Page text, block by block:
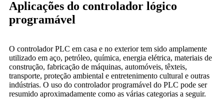
Aplicações do controlador lógico
programável
O controlador PLC em casa e no exterior tem sido amplamente
utilizado em aço, petróleo, química, energia elétrica, materiais de
construção, fabricação de máquinas, automóveis, têxteis,
transporte, proteção ambiental e entretenimento cultural e outras
indústrias. O uso do controlador programável do PLC pode ser
resumido aproximadamente como as várias categorias a seguir.